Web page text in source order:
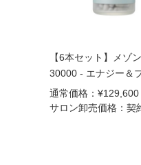
【6本セット】メゾ
30000 - エナジー＆
通常価格：¥129,600
サロン卸売価格：契